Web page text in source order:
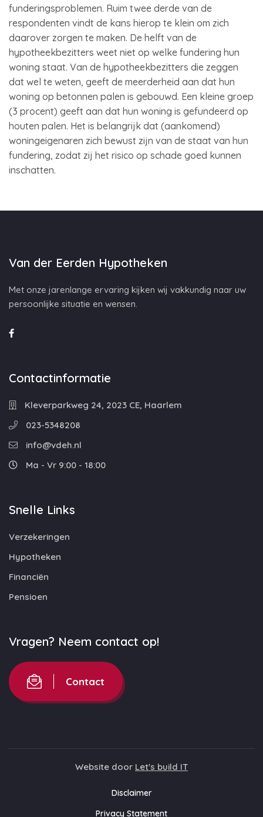
funderingsproblemen. Ruim twee derde van de
respondenten vindt de kans hierop te klein om zich
daarover zorgen te maken. De helft van de
hypotheekbezitters weet niet op welke fundering hun
woning staat. Van de hypotheekbezitters die zeggen
dat wel te weten, geeft de meerderheid aan dat hun
woning op betonnen palen is gebouwd. Een kleine groep
(3 procent) geeft aan dat hun woning is gefundeerd op
houten palen. Het is belangrijk dat (aankomend)
woningeigenaren zich bewust zijn van de staat van hun
fundering, zodat zij het risico op schade goed kunnen
inschatten.
Van der Eerden Hypotheken
Met onze jarenlange ervaring kijken wij vakkundig naar uw
persoonlijke situatie en wensen.
Contactinformatie
Kleverparkweg 24, 2023 CE, Haarlem
023-5348208
info@vdeh.nl
Ma - Vr 9:00 - 18:00
Snelle Links
Verzekeringen
Hypotheken
Financiën
Pensioen
Vragen? Neem contact op!
Contact
Website door Let's build IT
Disclaimer
Privacy Statement